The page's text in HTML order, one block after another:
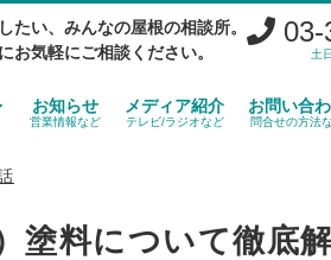
たい、みんなの屋根の相談所。
お気軽にご相談ください。
03-
土
お知らせ
営業情報など
メディア紹介
テレビ/ラジオなど
お問い合
問合せの方法
塗料について徹底